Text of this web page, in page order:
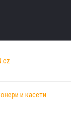
и касети